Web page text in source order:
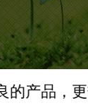
产品，更